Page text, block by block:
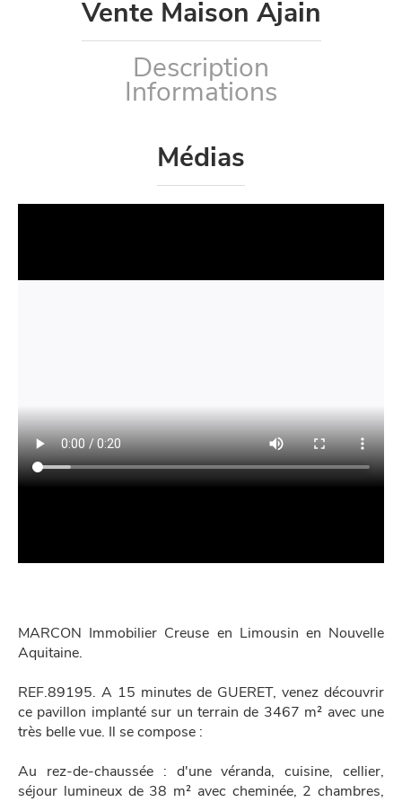
Vente Maison Ajain
Description
Informations
Médias
MARCON Immobilier Creuse en Limousin en Nouvelle
Aquitaine.
REF.89195. A 15 minutes de GUERET, venez découvrir
ce pavillon implanté sur un terrain de 3467 m² avec une
très belle vue. Il se compose :
Au rez-de-chaussée : d'une véranda, cuisine, cellier,
séjour lumineux de 38 m² avec cheminée, 2 chambres,